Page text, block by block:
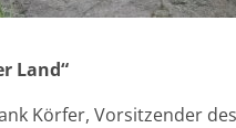
Land“
Körfer, Vorsitzender